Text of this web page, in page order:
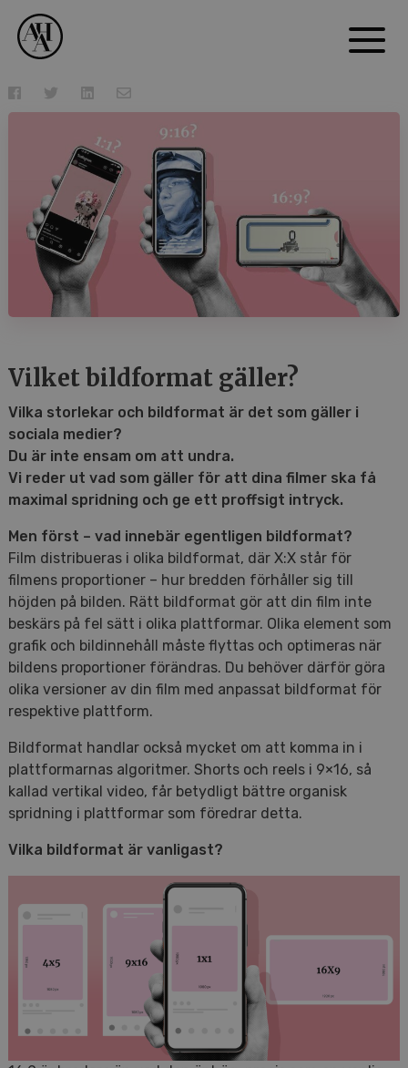
Vilket bildformat gäller?
Vilka storlekar och bildformat är det som gäller i
sociala medier?
Du är inte ensam om att undra.
Vi reder ut vad som gäller för att dina filmer ska få
maximal spridning och ge ett proffsigt intryck.
Men först – vad innebär egentligen bildformat?
Film distribueras i olika bildformat, där X:X står för
filmens proportioner – hur bredden förhåller sig till
höjden på bilden. Rätt bildformat gör att din film inte
beskärs på fel sätt i olika plattformar. Olika element som
grafik och bildinnehåll måste flyttas och optimeras när
bildens proportioner förändras. Du behöver därför göra
olika versioner av din film med anpassat bildformat för
respektive plattform.
Bildformat handlar också mycket om att komma in i
plattformarnas algoritmer. Shorts och reels i 9×16, så
kallad vertikal video, får betydligt bättre organisk
spridning i plattformar som föredrar detta.
Vilka bildformat är vanligast?